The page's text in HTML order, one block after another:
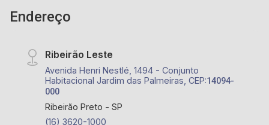
Endereço
Ribeirão Leste
Avenida Henri Nestlé, 1494 - Conjunto
Habitacional Jardim das Palmeiras, CEP:14094-
000
Ribeirão Preto - SP
(16) 3620-1000